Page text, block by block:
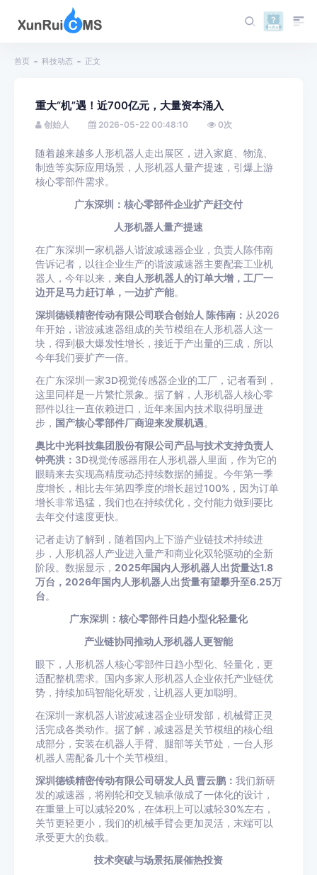
首页 科技动态 正文
重大“机”遇！近700亿元，大量资本涌入
创始人 2026-05-22 00:48:10 0次
随着越来越多人形机器人走出展区，进入家庭、物流、
制造等实际应用场景，人形机器人量产提速，引爆上游
核心零部件需求。
广东深圳：核心零部件企业扩产赶交付
人形机器人量产提速
在广东深圳一家机器人谐波减速器企业，负责人陈伟南
告诉记者，以往企业生产的谐波减速器主要配套工业机
器人，今年以来， 来自人形机器人的订单大增，工厂一
边开足马力赶订单，一边扩产能。
深圳德镁精密传动有限公司联合创始人 陈伟南： 从2026
年开始，谐波减速器组成的关节模组在人形机器人这一
块，得到极大爆发性增长，接近于产出量的三成，所以
今年我们要扩产一倍。
在广东深圳一家3D视觉传感器企业的工厂，记者看到，
这里同样是一片繁忙景象。据了解，人形机器人核心零
部件以往一直依赖进口，近年来国内技术取得明显进
步， 国产核心零部件厂商迎来发展机遇。
奥比中光科技集团股份有限公司产品与技术支持负责人
钟亮洪： 3D视觉传感器用在人形机器人里面，作为它的
眼睛来去实现高精度动态持续数据的捕捉。今年第一季
度增长，相比去年第四季度的增长超过100%，因为订单
增长非常迅猛，我们也在持续优化，交付能力做到要比
去年交付速度更快。
记者走访了解到，随着国内上下游产业链技术持续进
步，人形机器人产业进入量产和商业化双轮驱动的全新
阶段。数据显示， 2025年国内人形机器人出货量达1.8
万台，2026年国内人形机器人出货量有望攀升至6.25万
台。
广东深圳：核心零部件日趋小型化轻量化
产业链协同推动人形机器人更智能
眼下，人形机器人核心零部件日趋小型化、轻量化，更
适配整机需求。国内多家人形机器人企业依托产业链优
势，持续加码智能化研发，让机器人更加聪明。
在深圳一家机器人谐波减速器企业研发部，机械臂正灵
活完成各类动作。据了解，减速器是关节模组的核心组
成部分，安装在机器人手臂、腿部等关节处，一台人形
机器人需配备几十个关节模组。
深圳德镁精密传动有限公司研发人员 曹云鹏： 我们新研
发的减速器，将刚轮和交叉轴承做成了一体化的设计，
在重量上可以减轻20%，在体积上可以减轻30%左右，
关节更轻更小，我们的机械手臂会更加灵活，末端可以
承受更大的负载。
技术突破与场景拓展催热投资